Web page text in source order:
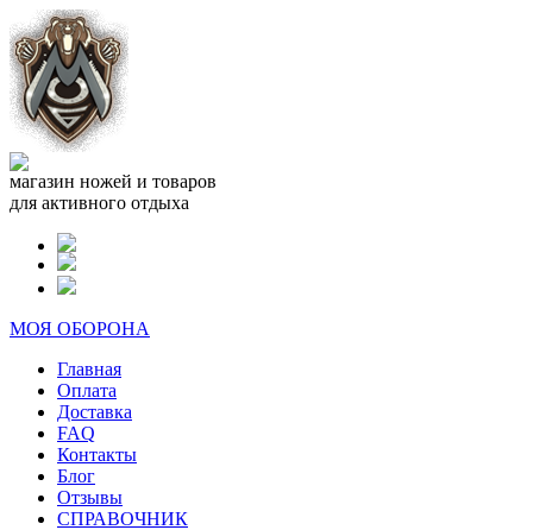
магазин ножей и товаров
для активного отдыха
МОЯ ОБОРОНА
Главная
Оплата
Доставка
FAQ
Контакты
Блог
Отзывы
СПРАВОЧНИК